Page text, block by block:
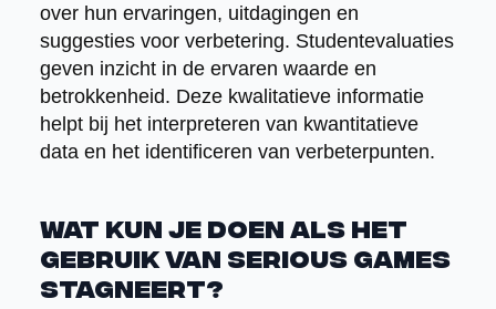
over hun ervaringen, uitdagingen en
suggesties voor verbetering. Studentevaluaties
geven inzicht in de ervaren waarde en
betrokkenheid. Deze kwalitatieve informatie
helpt bij het interpreteren van kwantitatieve
data en het identificeren van verbeterpunten.
Wat kun je doen als het
gebruik van serious games
stagneert?